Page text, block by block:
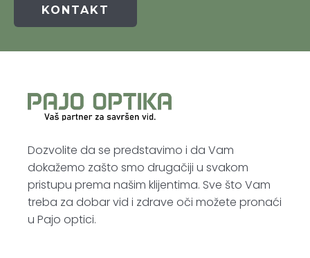
KONTAKT
Dozvolite da se predstavimo i da Vam
dokažemo zašto smo drugačiji u svakom
pristupu prema našim klijentima. Sve što Vam
treba za dobar vid i zdrave oči možete pronaći
u Pajo optici.